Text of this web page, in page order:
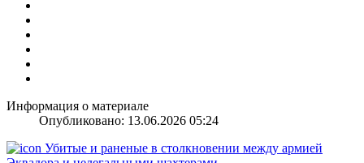
Информация о материале
Опубликовано: 13.06.2026 05:24